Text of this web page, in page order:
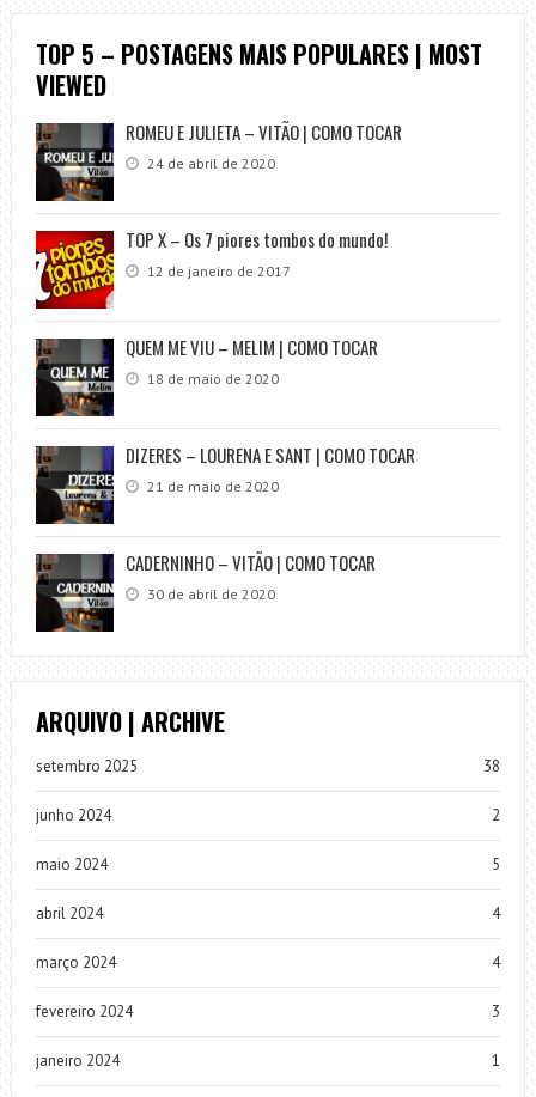
TOP 5 – POSTAGENS MAIS POPULARES | MOST
VIEWED
ROMEU E JULIETA – VITÃO | COMO TOCAR
24 de abril de 2020
TOP X – Os 7 piores tombos do mundo!
12 de janeiro de 2017
QUEM ME VIU – MELIM | COMO TOCAR
18 de maio de 2020
DIZERES – LOURENA E SANT | COMO TOCAR
21 de maio de 2020
CADERNINHO – VITÃO | COMO TOCAR
30 de abril de 2020
ARQUIVO | ARCHIVE
setembro 2025 38
junho 2024 2
maio 2024 5
abril 2024 4
março 2024 4
fevereiro 2024 3
janeiro 2024 1